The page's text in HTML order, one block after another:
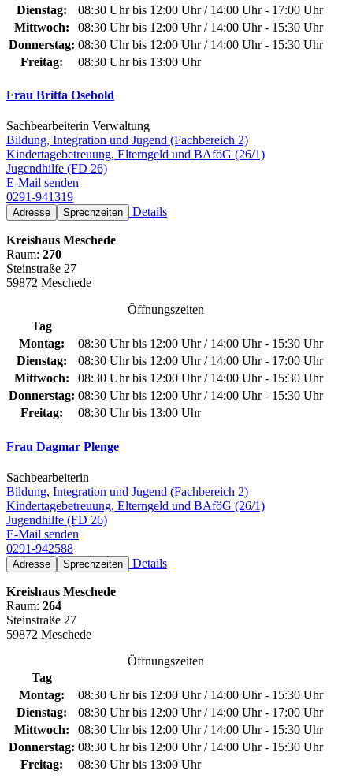
Dienstag:
08:30 Uhr bis 12:00 Uhr / 14:00 Uhr - 17:00 Uhr
Mittwoch:
08:30 Uhr bis 12:00 Uhr / 14:00 Uhr - 15:30 Uhr
Donnerstag: 08:30 Uhr bis 12:00 Uhr / 14:00 Uhr - 15:30 Uhr
Freitag:
08:30 Uhr bis 13:00 Uhr
Frau Britta Osebold
Sachbearbeiterin Verwaltung
Bildung, Integration und Jugend (Fachbereich 2)
Kindertagebetreuung, Elterngeld und BAföG (26/1)
Jugendhilfe (FD 26)
E-Mail senden
0291-941319
Adresse Sprechzeiten Details
Kreishaus Meschede
Raum: 270
Steinstraße 27
59872 Meschede
Öffnungszeiten
Tag
Montag:
08:30 Uhr bis 12:00 Uhr / 14:00 Uhr - 15:30 Uhr
Dienstag:
08:30 Uhr bis 12:00 Uhr / 14:00 Uhr - 17:00 Uhr
Mittwoch:
08:30 Uhr bis 12:00 Uhr / 14:00 Uhr - 15:30 Uhr
Donnerstag: 08:30 Uhr bis 12:00 Uhr / 14:00 Uhr - 15:30 Uhr
Freitag:
08:30 Uhr bis 13:00 Uhr
Frau Dagmar Plenge
Sachbearbeiterin
Bildung, Integration und Jugend (Fachbereich 2)
Kindertagebetreuung, Elterngeld und BAföG (26/1)
Jugendhilfe (FD 26)
E-Mail senden
0291-942588
Adresse Sprechzeiten Details
Kreishaus Meschede
Raum: 264
Steinstraße 27
59872 Meschede
Öffnungszeiten
Tag
Montag:
08:30 Uhr bis 12:00 Uhr / 14:00 Uhr - 15:30 Uhr
Dienstag:
08:30 Uhr bis 12:00 Uhr / 14:00 Uhr - 17:00 Uhr
Mittwoch:
08:30 Uhr bis 12:00 Uhr / 14:00 Uhr - 15:30 Uhr
Donnerstag: 08:30 Uhr bis 12:00 Uhr / 14:00 Uhr - 15:30 Uhr
Freitag:
08:30 Uhr bis 13:00 Uhr